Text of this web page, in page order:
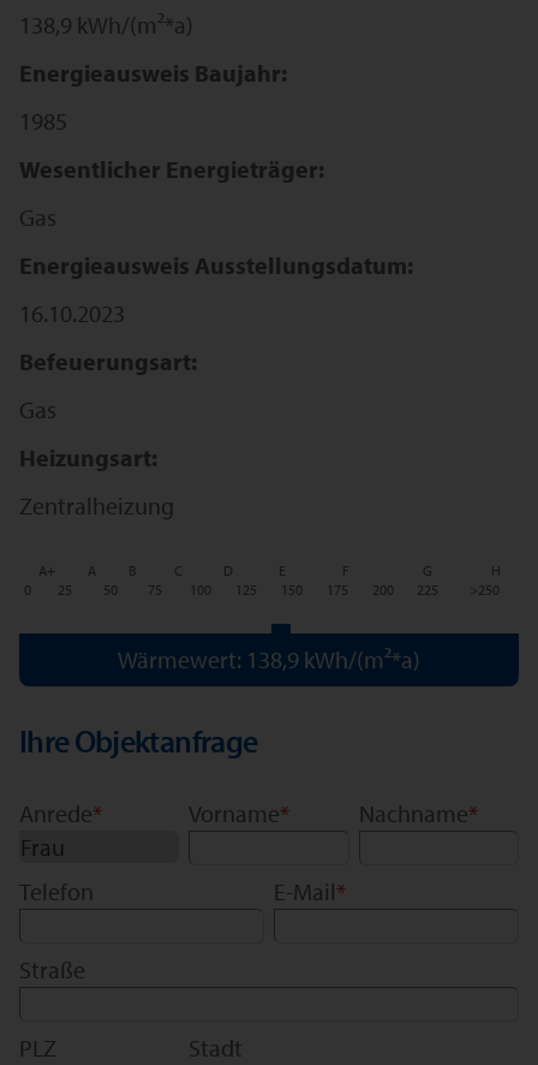
138,9 kWh/(m²*a)
Energieausweis Baujahr:
1985
Wesentlicher Energieträger:
Gas
Energieausweis Ausstellungsdatum:
16.10.2023
Befeuerungsart:
Gas
Heizungsart:
Zentralheizung
A+ A B C D E F G
H
0
25 50 75 100 125 150 175 200 225 >250
Wärmewert: 138,9 kWh/(m²*a)
Ihre Objektanfrage
Anrede* Vorname* Nachname*
Telefon E-Mail*
Straße
PLZ Stadt